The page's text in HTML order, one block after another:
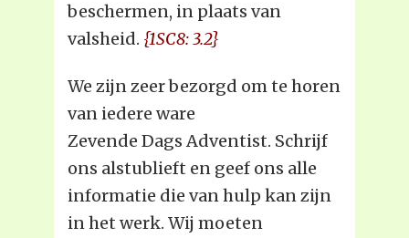
beschermen, in plaats van
valsheid. {1SC8: 3.2}
We zijn zeer bezorgd om te horen
van iedere ware
Zevende Dags Adventist. Schrijf
ons alstublieft en geef ons alle
informatie die van hulp kan zijn
in het werk. Wij moeten